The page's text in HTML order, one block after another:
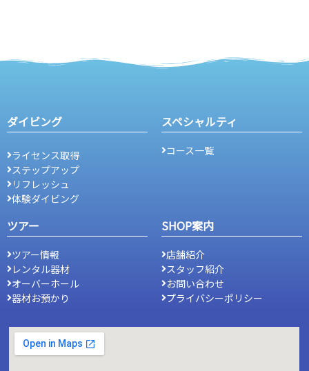
ダイビング
ライセンス取得
ステップアップ
リフレッシュ
体験ダイビング
スペシャルティ
コース一覧
ツアー
ツアー情報
レンタル器材
オーバーホール
器材お預かり
SHOP案内
店舗紹介
スタッフ紹介
お問い合わせ
プライバシーポリシー